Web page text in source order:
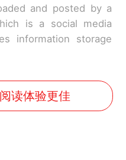
and posted by a
is a social media
information storage
读体验更佳